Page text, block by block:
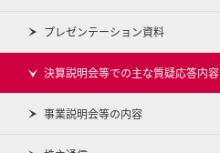
プレゼンテーション資料
決算説明会等での主な質疑応答内容
事業説明会等の内容